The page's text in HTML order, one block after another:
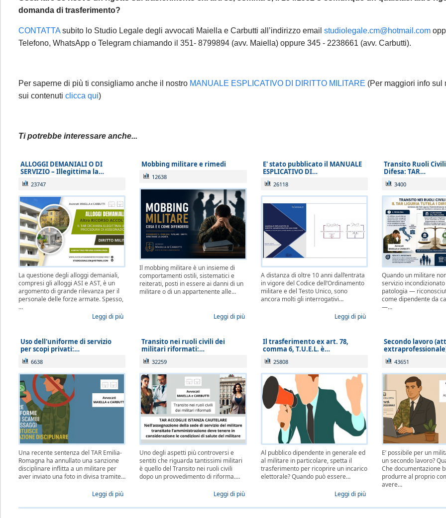
domanda di trasferimento?
CONTATTA subito lo Studio Legale degli avvocati Maiella e Carbutti all’indirizzo email studiolegale.cm@hotmail.com
Telefono, WhatsApp o Telegram chiamando il 351- 8799894 (avv. Maiella) oppure 345 - 2238661 (avv. Carbutti).
Per saperne di più ti consigliamo anche il nostro MANUALE ESPLICATIVO DI DIRITTO MILITARE (Per maggiori info sul
sui contenuti clicca qui)
Ti potrebbe interessare anche...
ALLOGGI DEMANIALI O DI
SERVIZIO – Illegittima la…
23747
La questione degli alloggi demaniali,
compresi gli alloggi ASI e AST, è un
argomento di grande rilevanza per il
personale delle forze armate. Spesso,
…
Leggi di più
Mobbing militare e rimedi
12638
Il mobbing militare è un insieme di
comportamenti ostili, sistematici e
reiterati, posti in essere ai danni di un
militare o di un appartenente alle…
Leggi di più
E' stato pubblicato il MANUALE
ESPLICATIVO DI…
26118
A distanza di oltre 10 anni dall’entrata
in vigore del Codice dell’Ordinamento
militare e del Testo Unico, sono
ancora molti gli interrogativi…
Leggi di più
Transito Ruoli
Difesa: TAR…
3400
Quando un militare
servizio
patologia —
come dipendente da
—…
Uso dell'uniforme di servizio
per scopi privati:…
6638
Una recente sentenza del TAR Emilia-
Romagna ha annullato una sanzione
disciplinare inflitta a un militare per
aver inviato una foto in divisa tramite…
Leggi di più
Transito nei ruoli civili dei
militari riformati:…
32259
Uno degli aspetti più controversi e
sentiti che riguarda tantissimi militari
è quello del Transito nei ruoli civili
dopo un provvedimento di riforma.…
Leggi di più
Il trasferimento ex art. 78,
comma 6, T.U.E.L. è…
25808
Al pubblico dipendente in generale ed
al militare in particolare, spetta il
trasferimento per ricoprire un incarico
elettorale? Quando può essere…
Leggi di più
Secondo lavoro
43651
E’ possibile per un
un secondo lavoro?
Che documentazione
produrre al proprio
avere…
riscontro da parte dello Studio, che indicherà le modalità di
adempimenti processuali rinviabili) saranno prese in